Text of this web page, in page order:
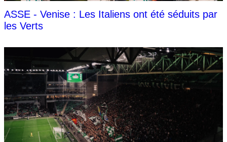
ASSE - Venise : Les Italiens ont été séduits par
les Verts